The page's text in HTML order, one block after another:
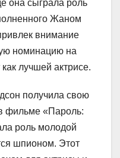
она сыграла роль
Жаном
внимание
номинацию на
лучшей актрисе.
получила свою
фильме «Пароль:
роль молодой
шпионом. Этот